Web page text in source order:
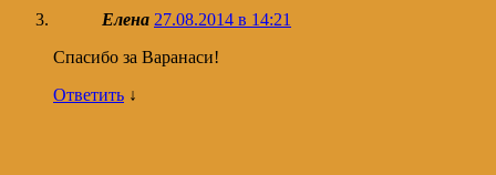
Елена 27.08.2014 в 14:21
Спасибо за Варанаси!
Ответить ↓